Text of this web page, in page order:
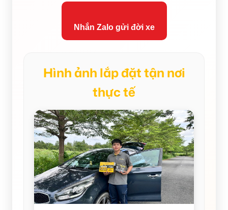
Nhắn Zalo gửi đời xe
Hình ảnh lắp đặt tận nơi
thực tế